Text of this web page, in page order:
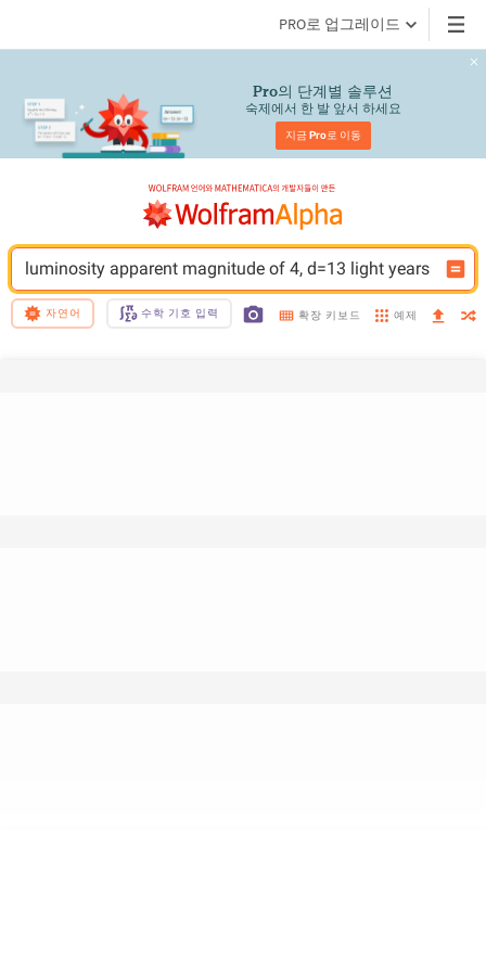
PRO로 업그레이드
Pro의 단계별 솔루션
숙제에서 한 발 앞서 하세요
지금 Pro로 이동
luminosity apparent magnitude of 4, d=13 light years
자연어 수학 기호 입력 확장 키보드 예제